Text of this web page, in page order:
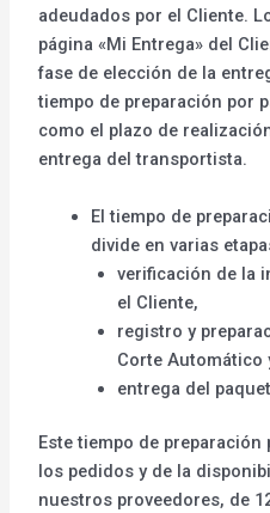
adeudados por el Cliente.
página «Mi Entrega» del
fase de elección de la
tiempo de preparación por
como el plazo de
entrega del transportista.
El tiempo de
divide en varias
verificación de la
el Cliente,
registro y
Corte Automático
entrega del
Este tiempo de
los pedidos y de la
nuestros proveedores, de